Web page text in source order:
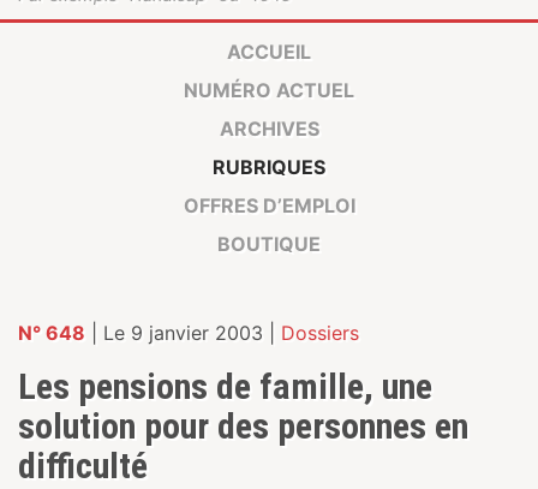
ACCUEIL
NUMÉRO ACTUEL
ARCHIVES
RUBRIQUES
OFFRES D’EMPLOI
BOUTIQUE
N° 648 | Le 9 janvier 2003 | Dossiers
Les pensions de famille, une
solution pour des personnes en
difficulté